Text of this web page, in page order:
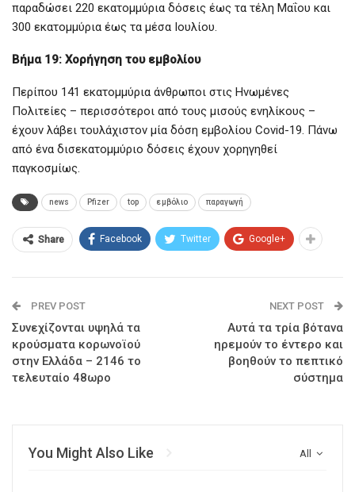
παραδώσει 220 εκατομμύρια δόσεις έως τα τέλη Μαΐου και
300 εκατομμύρια έως τα μέσα Ιουλίου.
Βήμα 19: Χορήγηση του εμβολίου
Περίπου 141 εκατομμύρια άνθρωποι στις Ηνωμένες
Πολιτείες – περισσότεροι από τους μισούς ενηλίκους –
έχουν λάβει τουλάχιστον μία δόση εμβολίου Covid-19. Πάνω
από ένα δισεκατομμύριο δόσεις έχουν χορηγηθεί
παγκοσμίως.
news Pfizer top εμβόλιο παραγωγή
Share Facebook Twitter Google+
PREV POST
Συνεχίζονται υψηλά τα
κρούσματα κορωνοϊού
στην Ελλάδα – 2146 το
τελευταίο 48ωρο
NEXT POST
Αυτά τα τρία βότανα
ηρεμούν το έντερο και
βοηθούν το πεπτικό
σύστημα
All
You Might Also Like